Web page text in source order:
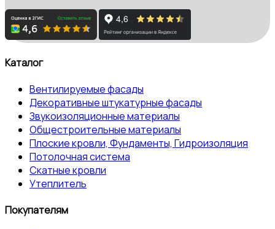
Каталог
Вентилируемые фасады
Декоративные штукатурные фасады
Звукоизоляционные материалы
Общестроительные материалы
Плоские кровли, Фундаменты, Гидроизоляция
Потолочная система
Скатные кровли
Утеплитель
Покупателям